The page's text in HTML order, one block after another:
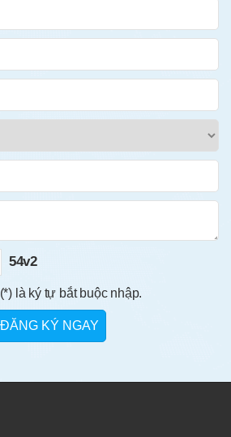
54v2
(*) là ký tự bắt buộc nhập.